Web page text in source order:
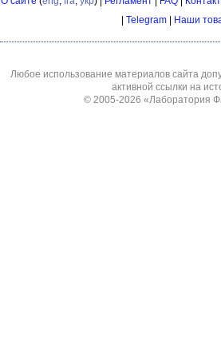
Telegram Наши
Любое использование материалов сайта
активной ссылки на
© 2005-2026 «Лаборатория